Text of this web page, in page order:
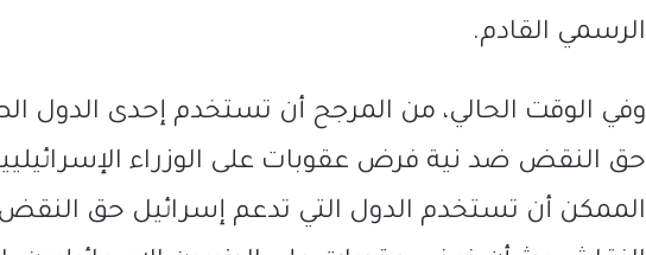
الرسمي القادم.
وفي الوقت الحالي، من المرجح أن تستخدم إحدى الدول
حق النقض ضد نية فرض عقوبات على الوزراء
الممكن أن تستخدم الدول التي تدعم إسرائيل حق